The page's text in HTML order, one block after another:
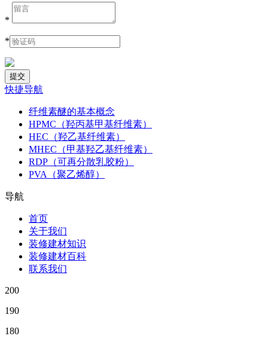
*
*
快捷导航
纤维素醚的基本概念
HPMC（羟丙基甲基纤维素）
HEC（羟乙基纤维素）
MHEC（甲基羟乙基纤维素）
RDP（可再分散乳胶粉）
PVA（聚乙烯醇）
导航
首页
关于我们
装修建材知识
装修建材百科
联系我们
200
190
180